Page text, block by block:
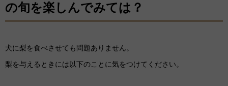
の旬を楽しんでみては？
犬に梨を食べさせても問題ありません。
梨を与えるときには以下のことに気をつけてください。